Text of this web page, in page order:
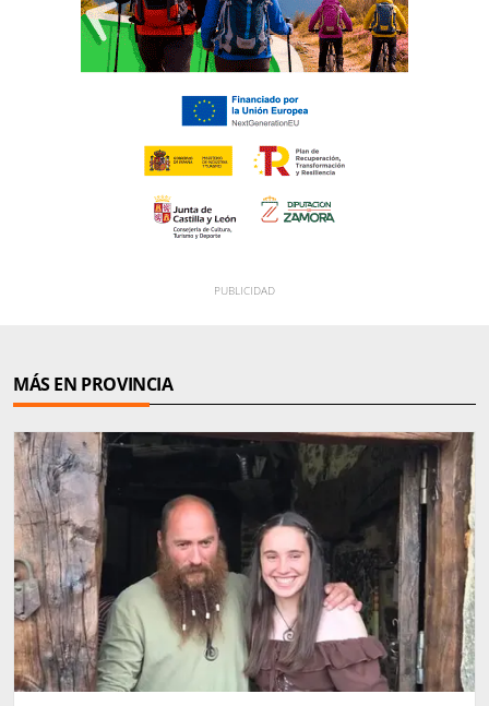
MÁS EN PROVINCIA